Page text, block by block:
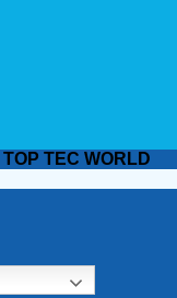
TOP TEC WORLD